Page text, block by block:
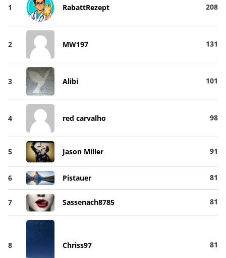
1 RabattRezept 208
2 MW197 131
3 Alibi 101
4 red carvalho 98
5 Jason Miller 91
6 Pistauer 81
7 Sassenach8785 81
8 Chriss97 81